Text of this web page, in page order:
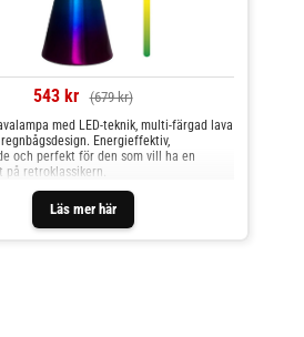
543 kr (679 kr)
Läs mer här
med LED-teknik, multi-färgad lava
Energieffektiv,
och perfekt för den som vill ha en
på retroklassikern.